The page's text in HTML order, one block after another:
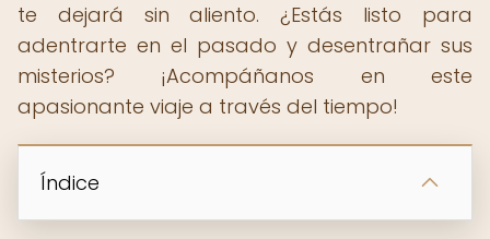
te dejará sin aliento. ¿Estás listo para
adentrarte en el pasado y desentrañar sus
misterios? ¡Acompáñanos en este
apasionante viaje a través del tiempo!
Índice